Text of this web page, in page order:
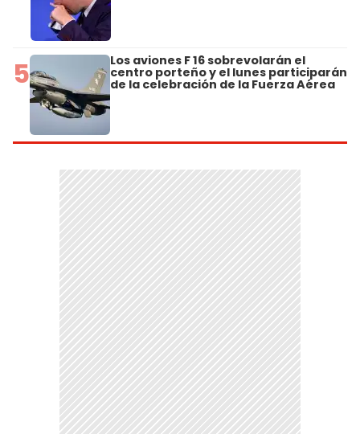
5 Los aviones F 16 sobrevolarán el
centro porteño y el lunes participarán
de la celebración de la Fuerza Aérea